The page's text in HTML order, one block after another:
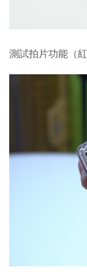
測試拍片功能（